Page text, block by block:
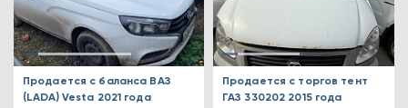
Продается с баланса ВАЗ
(LADA) Vesta 2021 года
Продается с торгов тент
ГАЗ 330202 2015 года